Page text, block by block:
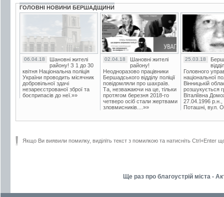
ГОЛОВНІ НОВИНИ БЕРШАДЩИНИ
06.04.18
Шановні жителі
району! З 1 до 30
квітня Національна поліція
України проводить місячник
добровільної здачі
незареєстрованої зброї та
боєприпасів до неї.»»
02.04.18
Шановні жителі
району!
Неодноразово працівники
Бершадського відділу поліції
повідомляли про шахраїв.
Та, незважаючи на це, тільки
протягом березня 2018-го
четверо осіб стали жертвами
зловмисників....»»
25.03.18
Головного
національної
Вінницькій
розшукується
Віталіївна
27.04.1996 р.н.,
Поташні, вул.
Якщо Ви виявили помилку, виділіть текст з помилкою та натисніть Ctrl+Enter
Ще раз про благоустрій міста -